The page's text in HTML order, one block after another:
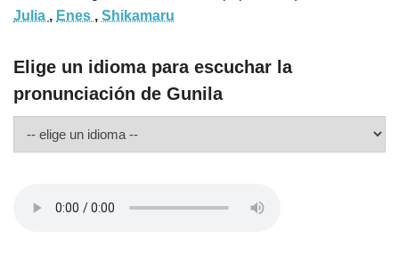
Julia , Enes , Shikamaru
Elige un idioma para escuchar la
pronunciación de Gunila